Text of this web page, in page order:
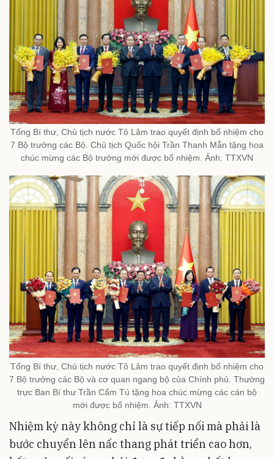
Tổng Bí thư, Chủ tịch nước Tô Lâm trao quyết định bổ nhiệm cho
7 Bộ trưởng các Bộ. Chủ tịch Quốc hội Trần Thanh Mẫn tặng hoa
chúc mừng các Bộ trưởng mới được bổ nhiệm. Ảnh: TTXVN
Tổng Bí thư, Chủ tịch nước Tô Lâm trao quyết định bổ nhiệm cho
7 Bộ trưởng các Bộ và cơ quan ngang bộ của Chính phủ. Thường
trực Ban Bí thư Trần Cẩm Tú tặng hoa chúc mừng các cán bộ
mới được bổ nhiệm. Ảnh: TTXVN
Nhiệm kỳ này không chỉ là sự tiếp nối mà phải là
bước chuyển lên nấc thang phát triển cao hơn,